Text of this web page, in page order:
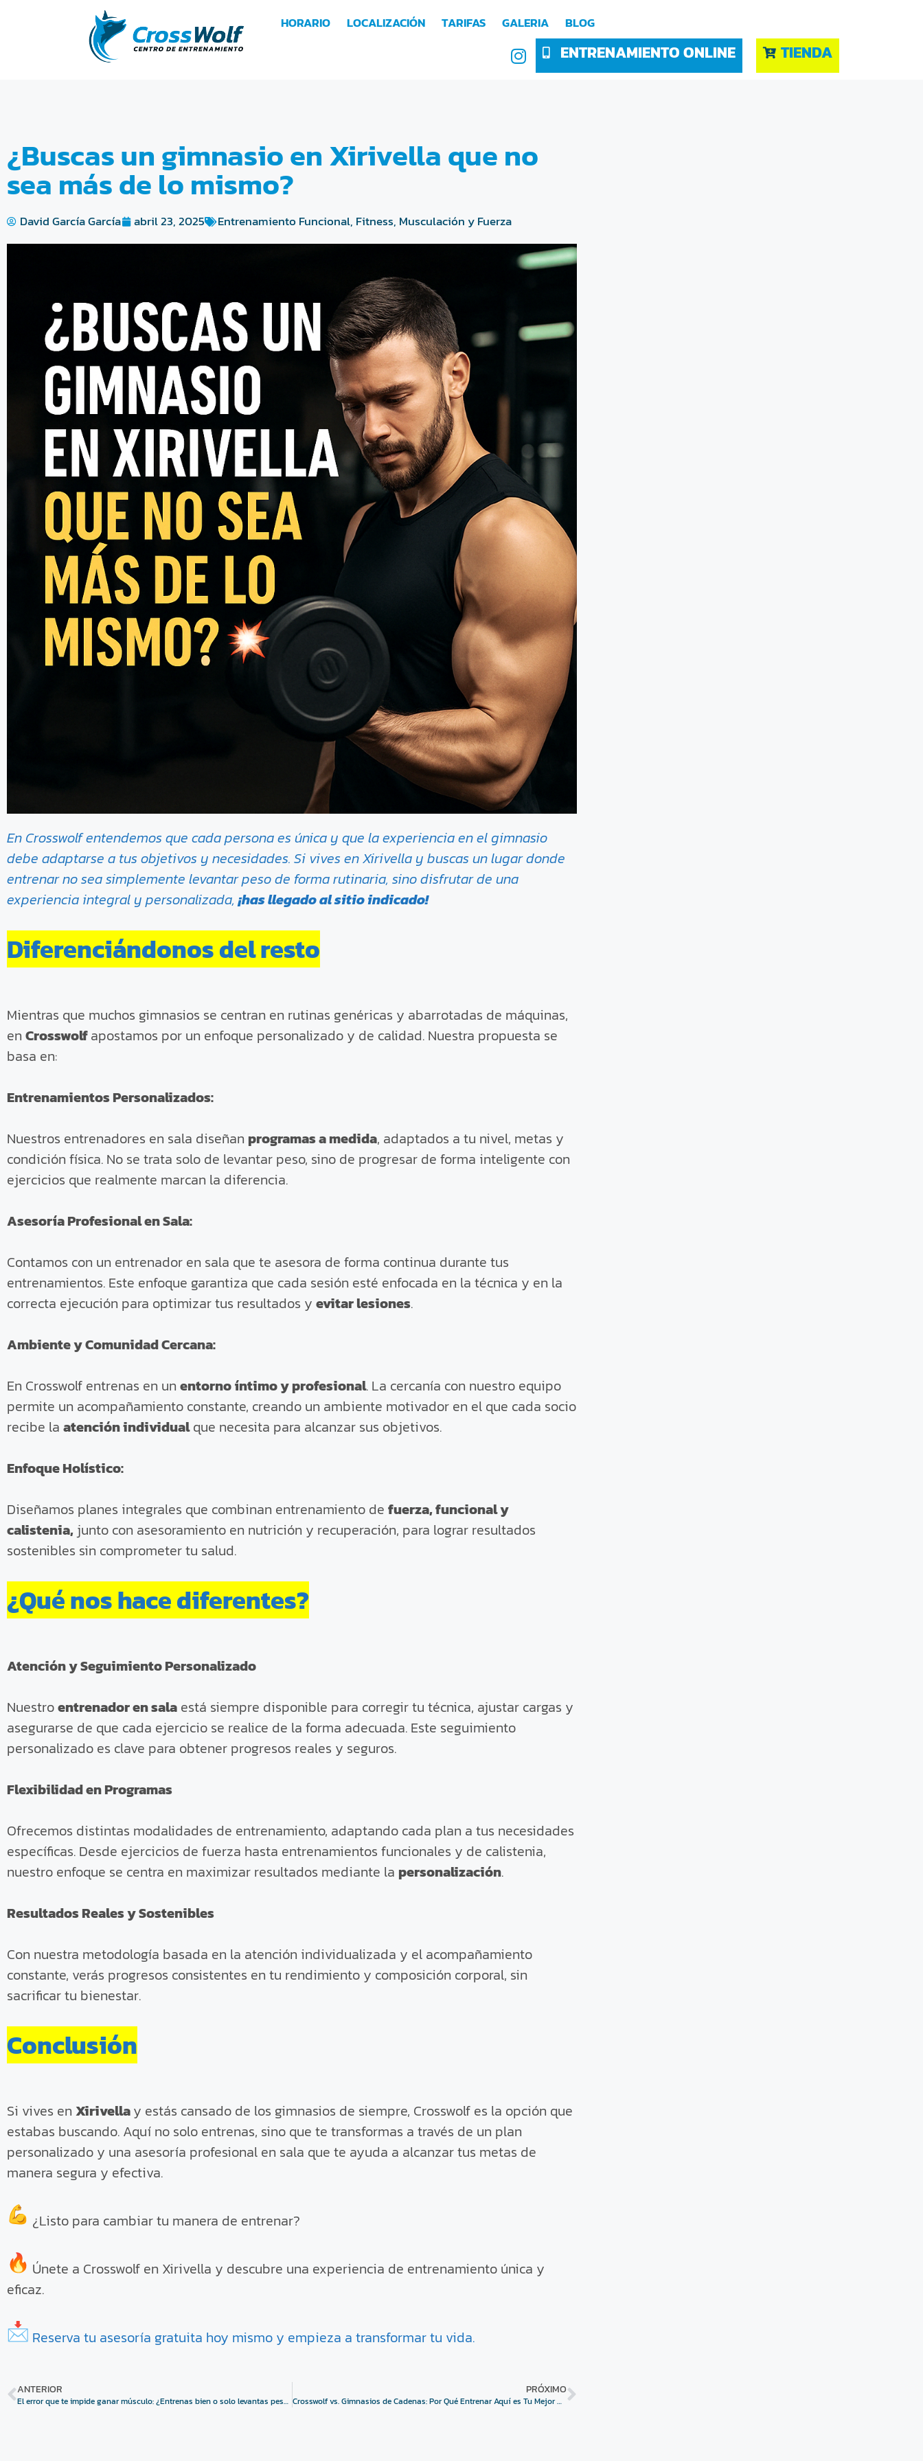
HORARIO LOCALIZACIÓN TARIFAS GALERIA BLOG
TIENDA
ENTRENAMIENTO ONLINE
¿Buscas un gimnasio en Xirivella que no
sea más de lo mismo?
David García García abril 23, 2025 Entrenamiento Funcional, Fitness, Musculación y Fuerza
En Crosswolf entendemos que cada persona es única y que la experiencia en el gimnasio
debe adaptarse a tus objetivos y necesidades. Si vives en Xirivella y buscas un lugar donde
entrenar no sea simplemente levantar peso de forma rutinaria, sino disfrutar de una
experiencia integral y personalizada,¡has llegado al sitio indicado!
Diferenciándonos del resto
Mientras que muchos gimnasios se centran en rutinas genéricas y abarrotadas de máquinas,
en Crosswolfapostamos por un enfoque personalizado y de calidad. Nuestra propuesta se
basa en:
Entrenamientos Personalizados:
Nuestros entrenadores en sala diseñan programas a medida, adaptados a tu nivel, metas y
condición física. No se trata solo de levantar peso, sino de progresar de forma inteligente con
ejercicios que realmente marcan la diferencia.
Asesoría Profesional en Sala:
Contamos con un entrenador en sala que te asesora de forma continua durante tus
entrenamientos. Este enfoque garantiza que cada sesión esté enfocada en la técnica y en la
correcta ejecución para optimizar tus resultados y evitar lesiones.
Ambiente y Comunidad Cercana:
En Crosswolf entrenas en un entorno íntimo y profesional. La cercanía con nuestro equipo
permite un acompañamiento constante, creando un ambiente motivador en el que cada socio
recibe la atención individualque necesita para alcanzar sus objetivos.
Enfoque Holístico:
Diseñamos planes integrales que combinan entrenamiento de fuerza, funcional y
calistenia, junto con asesoramiento en nutrición y recuperación, para lograr resultados
sostenibles sin comprometer tu salud.
¿Qué nos hace diferentes?
Atención y Seguimiento Personalizado
Nuestroentrenador en sala está siempre disponible para corregir tu técnica, ajustar cargas y
asegurarse de que cada ejercicio se realice de la forma adecuada. Este seguimiento
personalizado es clave para obtener progresos reales y seguros.
Flexibilidad en Programas
Ofrecemos distintas modalidades de entrenamiento, adaptando cada plan a tus necesidades
específicas. Desde ejercicios de fuerza hasta entrenamientos funcionales y de calistenia,
nuestro enfoque se centra en maximizar resultados mediante la personalización.
Resultados Reales y Sostenibles
Con nuestra metodología basada en la atención individualizada y el acompañamiento
constante, verás progresos consistentes en tu rendimiento y composición corporal, sin
sacrificar tu bienestar.
Conclusión
Si vives en Xirivellay estás cansado de los gimnasios de siempre, Crosswolf es la opción que
estabas buscando. Aquí no solo entrenas, sino que te transformas a través de un plan
personalizado y una asesoría profesional en sala que te ayuda a alcanzar tus metas de
manera segura y efectiva.
¿Listo para cambiar tu manera de entrenar?
Únete a Crosswolf en Xirivella y descubre una experiencia de entrenamiento única y
eficaz.
Reserva tu asesoría gratuita hoy mismo y empieza a transformar tu vida.
ANTERIOR
El error que te impide ganar músculo: ¿Entrenas bien o solo levantas peso?
PRÓXIMO
Crosswolf vs. Gimnasios de Cadenas: Por Qué Entrenar Aquí es Tu Mejor Opción en Xirivella